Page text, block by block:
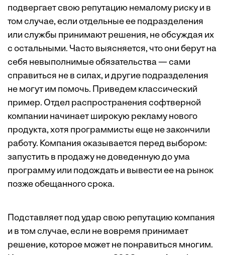
подвергает свою репутацию немалому риску и в
том случае, если отдельные ее подразделения
или службы принимают решения, не обсуждая их
с остальными. Часто выясняется, что они берут на
себя невыполнимые обязательства — сами
справиться не в силах, и другие подразделения
не могут им помочь. Приведем классический
пример. Отдел распространения софтверной
компании начинает широкую рекламу нового
продукта, хотя программисты еще не закончили
работу. Компания оказывается перед выбором:
запустить в продажу не доведенную до ума
программу или подождать и вывести ее на рынок
позже обещанного срока.
Подставляет под удар свою репутацию компания
и в том случае, если не вовремя принимает
решение, которое может не понравиться многим.